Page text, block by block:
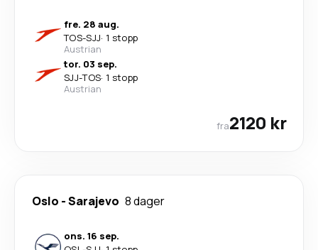
fre. 28 aug.
TOS-SJJ· 1 stopp
Austrian
tor. 03 sep.
SJJ-TOS· 1 stopp
Austrian
fra2120 kr
Oslo -Sarajevo 8 dager
ons. 16 sep.